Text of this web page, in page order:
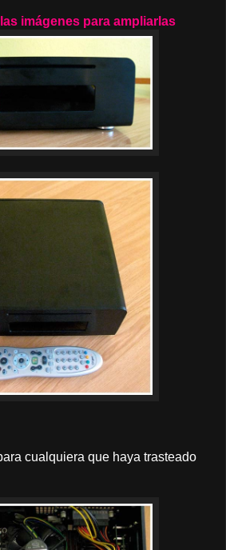
imágenes para ampliarlas
cualquiera que haya trasteado